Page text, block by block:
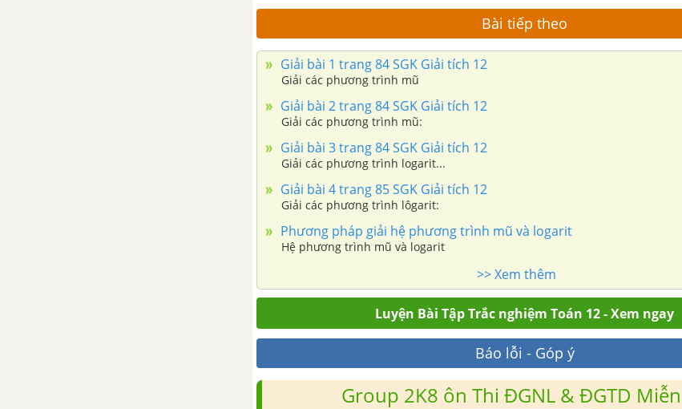
Bài tiếp theo
Giải bài 1 trang 84 SGK Giải tích 12
Giải các phương trình mũ
Giải bài 2 trang 84 SGK Giải tích 12
Giải các phương trình mũ:
Giải bài 3 trang 84 SGK Giải tích 12
Giải các phương trình logarit...
Giải bài 4 trang 85 SGK Giải tích 12
Giải các phương trình lôgarit:
Phương pháp giải hệ phương trình mũ và logarit
Hệ phương trình mũ và logarit
>> Xem thêm
Luyện Bài Tập Trắc nghiệm Toán 12 - Xem ngay
Báo lỗi - Góp ý
Group 2K8 ôn Thi ĐGNL & ĐGTD